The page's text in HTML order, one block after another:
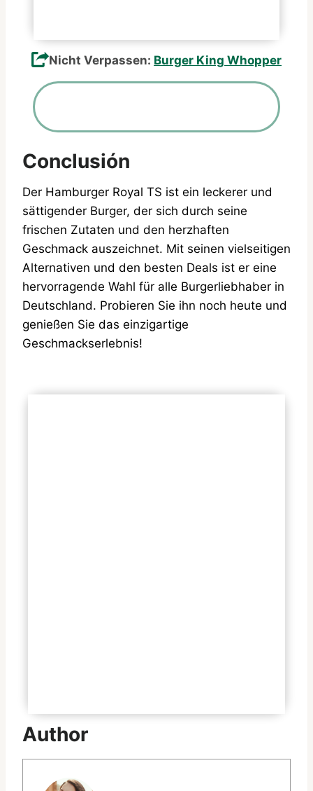
Nicht Verpassen: Burger King Whopper
Conclusión
Der Hamburger Royal TS ist ein leckerer und
sättigender Burger, der sich durch seine
frischen Zutaten und den herzhaften
Geschmack auszeichnet. Mit seinen vielseitigen
Alternativen und den besten Deals ist er eine
hervorragende Wahl für alle Burgerliebhaber in
Deutschland. Probieren Sie ihn noch heute und
genießen Sie das einzigartige
Geschmackserlebnis!
Author